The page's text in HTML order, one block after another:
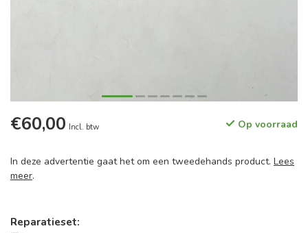
€60,00 Incl. btw Op voorraad
In deze advertentie gaat het om een tweedehands product. Lees
meer.
Reparatieset: